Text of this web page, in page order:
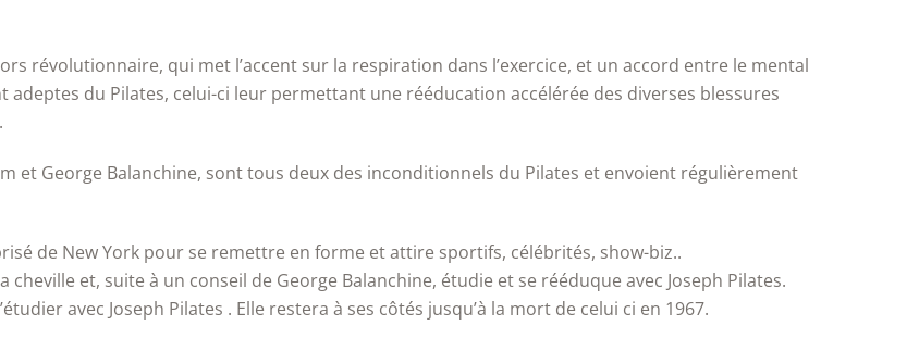
révolutionnaire, qui met l’accent sur la respiration dans l’exercice, et un accord entre le mental
du Pilates, celui-ci leur permettant une rééducation accélérée des diverses blessures
et George Balanchine, sont tous deux des inconditionnels du Pilates et envoient régulièrement
de New York pour se remettre en forme et attire sportifs, célébrités, show-biz..
cheville et, suite à un conseil de George Balanchine, étudie et se rééduque avec Joseph Pilates.
avec Joseph Pilates . Elle restera à ses côtés jusqu’à la mort de celui ci en 1967.